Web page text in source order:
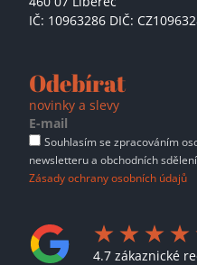
IČ: 10963286 DIČ:
Odebírat
novinky a slevy
Souhlasím se zpracováním
newsletteru a obchodních
Zásady ochrany osobních údajů
4.7 zákaznické